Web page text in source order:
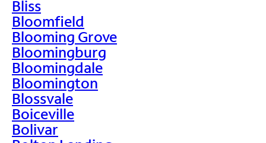
Bliss
Bloomfield
Blooming Grove
Bloomingburg
Bloomingdale
Bloomington
Blossvale
Boiceville
Bolivar